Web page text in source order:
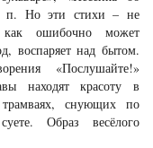
п. Но эти стихи – не
как ошибочно может
воспаряет над бытом.
«Послушайте!»
находят красоту в
снующих по
Образ весёлого